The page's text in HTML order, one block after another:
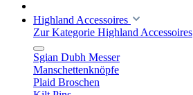
Highland Accessoires
Zur Kategorie Highland Accessoires
Sgian Dubh Messer
Manschettenknöpfe
Plaid Broschen